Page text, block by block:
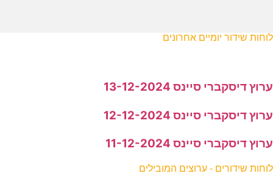
לוחות שידור יומיים אחרונים
ערוץ דיסקברי סיינס 13-12-2024
ערוץ דיסקברי סיינס 12-12-2024
ערוץ דיסקברי סיינס 11-12-2024
לוחות שידורים - ערוצים המובילים